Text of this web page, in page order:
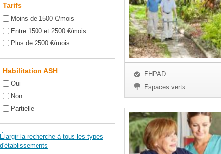
Tarifs
Moins de 1500 €/mois
Entre 1500 et 2500 €/mois
Plus de 2500 €/mois
Habilitation ASH
Oui
Non
Partielle
Élargir la recherche à tous les types
d'établissements
EHPAD
Espaces verts